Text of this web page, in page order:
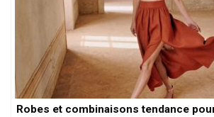
Robes et combinaisons tendance